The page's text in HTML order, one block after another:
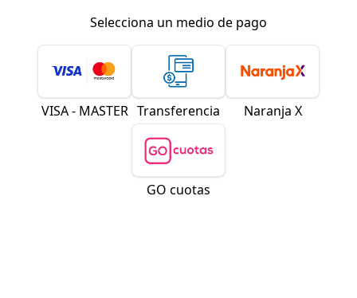
Selecciona un medio de pago
VISA - MASTER Transferencia Naranja X
GO cuotas